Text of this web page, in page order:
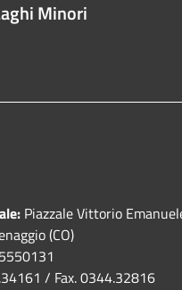
Minori
Piazzale Vittorio
(CO)
/ Fax. 0344.32816